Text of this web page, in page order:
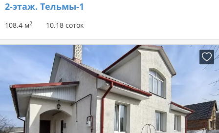
2-этаж. Тельмы-1
108.4 м2 10.18 соток